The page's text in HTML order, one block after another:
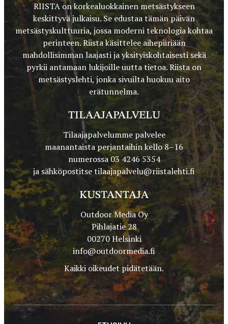
RIISTA on korkealuokkainen metsästykseen
keskittyvä julkaisu. Se edustaa tämän päivän
metsästyskulttuuria, jossa moderni teknologia kohtaa
perinteen. Riista käsittelee aihepiiriään
mahdollisimman laajasti ja yksityiskohtaisesti sekä
pyrkii antamaan lukijoille uutta tietoa. Riista on
metsästyslehti, jonka sivuilta huokuu aito
erätunnelma.
TILAAJAPALVELU
Tilaajapalvelumme palvelee
maanantaista perjantaihin kello 8–16
numerossa 03 4246 5354
ja sähköpostitsetilaajapalvelu@riistalehti.fi
KUSTANTAJA
Outdoor Media Oy
Pihlajatie 28
00270 Helsinki
info@outdoormedia.fi
Kaikki oikeudet pidätetään.